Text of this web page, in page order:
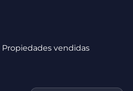
Propiedades vendidas